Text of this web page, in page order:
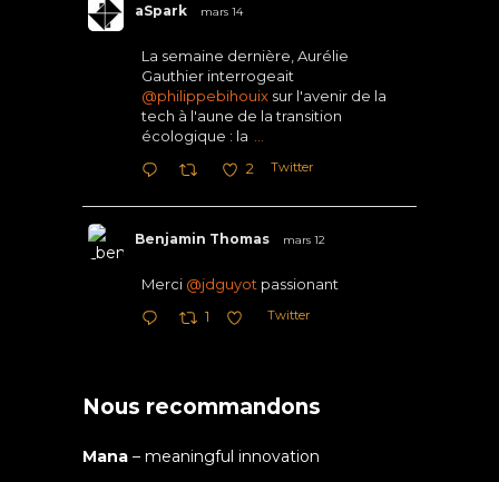
aSpark mars 14
La semaine dernière, Aurélie
Gauthier interrogeait
@philippebihouix sur l'avenir de la
tech à l'aune de la transition
écologique : la
2 Twitter
Benjamin Thomas mars 12
Merci @jdguyot passionant
1 Twitter
Nous recommandons
Mana – meaningful innovation